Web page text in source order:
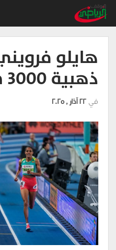
هايلو
ذهبية ٣٠٠٠ متر
في 22 آذار , 2025